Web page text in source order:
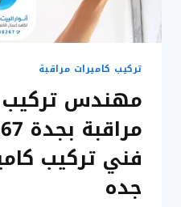
تركيب كاميرات مراقبة
مهندس تركيب
فني تركيب
جده